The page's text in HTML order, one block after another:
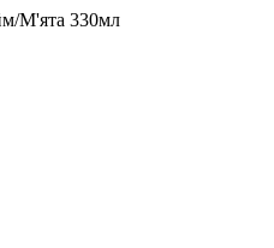
М'ята 330мл